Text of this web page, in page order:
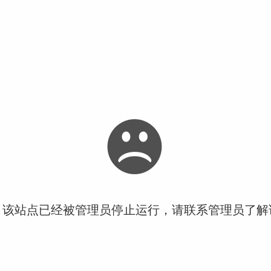
站点已经被管理员停止运行，请联系管理员了